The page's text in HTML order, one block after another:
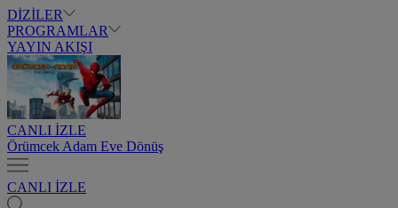
DİZİLER
PROGRAMLAR
YAYIN AKIŞI
CANLI İZLE
Örümcek Adam Eve Dönüş
CANLI İZLE